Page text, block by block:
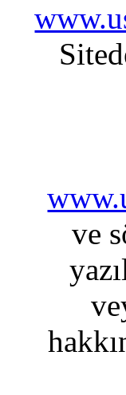
ve